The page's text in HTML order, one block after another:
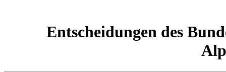
Entscheidungen des